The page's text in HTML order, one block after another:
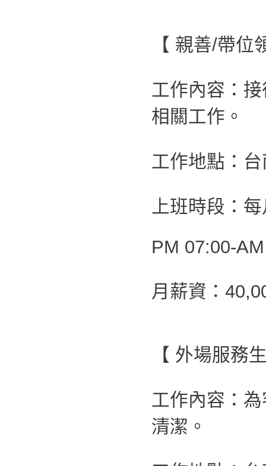
【 親善/帶
工作內容：
相關工作。
工作地點：
上班時段：
PM 07:00-
月薪資：
【 外場服務
工作內容：
清潔。